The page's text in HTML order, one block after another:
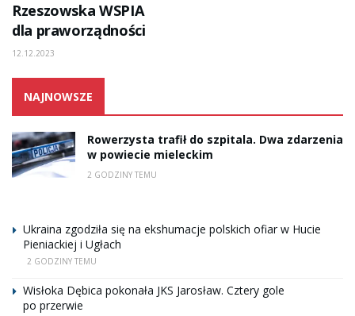
Rzeszowska WSPIA
dla praworządności
12.12.2023
NAJNOWSZE
Rowerzysta trafił do szpitala. Dwa zdarzenia
w powiecie mieleckim
2 GODZINY TEMU
Ukraina zgodziła się na ekshumacje polskich ofiar w Hucie
Pieniackiej i Ugłach
2 GODZINY TEMU
Wisłoka Dębica pokonała JKS Jarosław. Cztery gole
po przerwie